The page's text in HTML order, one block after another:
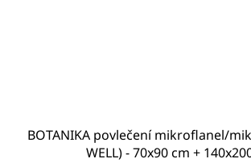
BOTANIKA povlečení mikroflanel/
WELL) - 70x90 cm +